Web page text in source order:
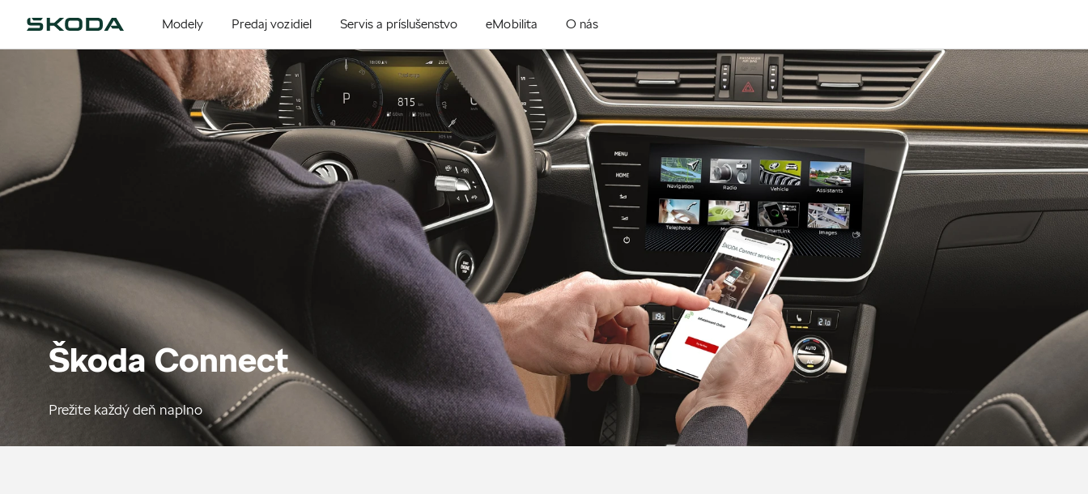
Modely Predaj vozidiel Servis a príslušenstvo eMobilita O nás
Škoda Connect
Prežite každý deň naplno